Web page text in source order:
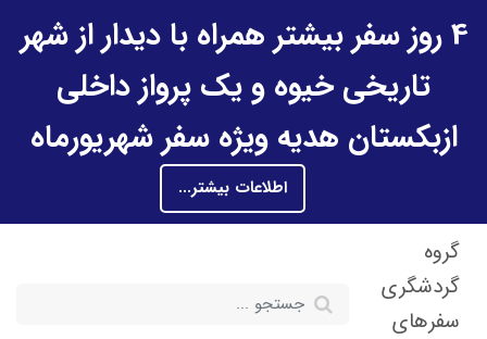
4 روز سفر بیشتر همراه با دیدار از شهر
تاریخی خیوه و یک پرواز داخلی
ازبکستان هدیه ویژه سفر شهریورماه
اطلاعات بیشتر...
گروه
گردشگری
سفرهای